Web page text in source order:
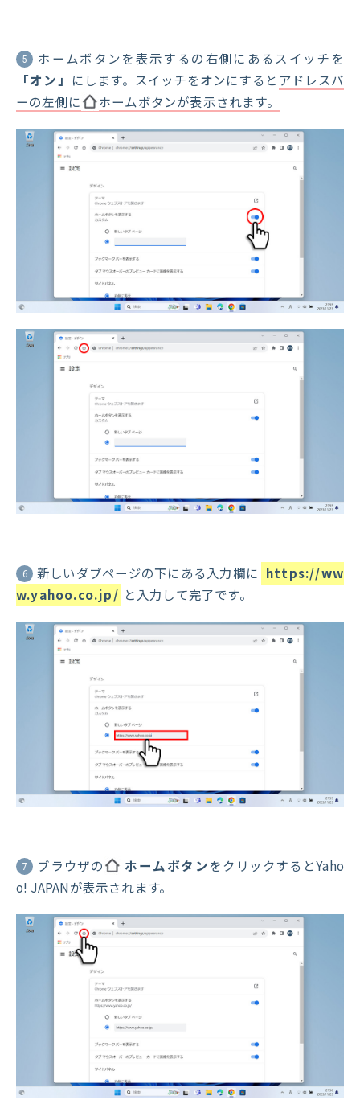
5
ホームボタンを表示するの右側にあるスイッチを
「オン」 にします。スイッチをオンにすると アドレスバ
ーの左側に
ホームボタンが表示されます。
6 新しいダブページの下にある入力欄に https://ww
w.yahoo.co.jp/ と入力して完了です。
7 ブラウザの ホームボタンをクリックするとYaho
o! JAPANが表示されます。